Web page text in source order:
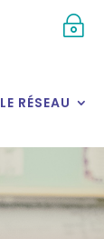
~
LE RÉSEAU